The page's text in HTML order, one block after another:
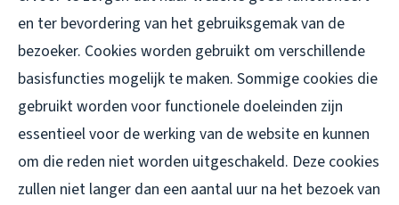
en ter bevordering van het gebruiksgemak van de
bezoeker. Cookies worden gebruikt om verschillende
basisfuncties mogelijk te maken. Sommige cookies die
gebruikt worden voor functionele doeleinden zijn
essentieel voor de werking van de website en kunnen
om die reden niet worden uitgeschakeld. Deze cookies
zullen niet langer dan een aantal uur na het bezoek van